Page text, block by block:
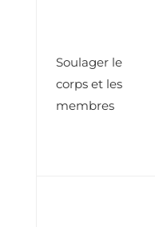
Soulager le
corps et les
membres